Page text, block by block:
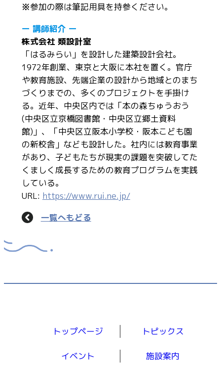
※参加の際は筆記用具を持参ください。
ー 講師紹介 ー
株式会社 類設計室
「はるみらい」を設計した建築設計会社。
1972年創業、東京と大阪に本社を置く。官庁
や教育施設、先端企業の設計から地域とのまち
づくりまでの、多くのプロジェクトを手掛け
る。近年、中央区内では「本の森ちゅうおう
(中央区立京橋図書館・中央区立郷土資料
館)」、「中央区立阪本小学校・阪本こども園
の新校舎」なども設計した。社内には教育事業
があり、子どもたちが現実の課題を突破してた
くましく成長するための教育プログラムを実践
している。
URL: https://www.rui.ne.jp/
一覧へもどる
トップページ トピックス
イベント 施設案内